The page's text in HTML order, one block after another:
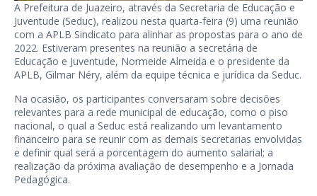
A Prefeitura de Juazeiro, através da Secretaria de Educação e
Juventude (Seduc), realizou nesta quarta-feira (9) uma reunião
com a APLB Sindicato para alinhar as propostas para o ano de
2022. Estiveram presentes na reunião a secretária de
Educação e Juventude, Normeide Almeida e o presidente da
APLB, Gilmar Néry, além da equipe técnica e jurídica da Seduc.
Na ocasião, os participantes conversaram sobre decisões
relevantes para a rede municipal de educação, como o piso
nacional, o qual a Seduc está realizando um levantamento
financeiro para se reunir com as demais secretarias envolvidas
e definir qual será a porcentagem do aumento salarial; a
realização da próxima avaliação de desempenho e a Jornada
Pedagógica.